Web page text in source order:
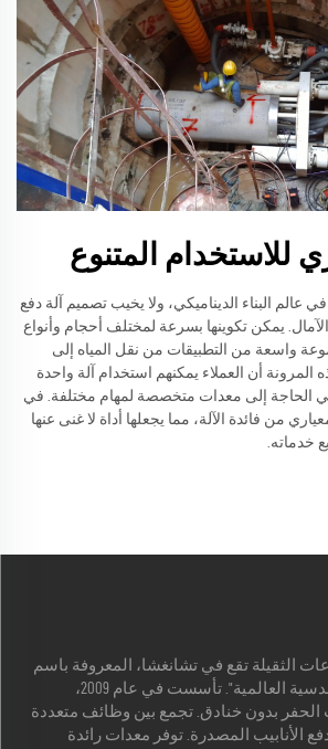
للاستخدام المتنوع
عالم البناء الديناميكي، ولا يخيب تصميم آلة دفع
يمكن تكوينها بسرعة لمختلف أحجام وأنواع
واسعة من التطبيقات من نقل المياه إلى
المرونة أن العملاء يمكنهم استخدام آلة واحدة
الحاجة إلى معدات متخصصة لمهام مختلفة. في
من فائدة الآلة، مما يجعلها أداة لا غنى عنها
خدماته.
الثقيلة تقع في تشانغشا، المعروفة باسم
"عاصمة المعدات الهندسية العالمية". تأسست في عام 2009،
بدون خنادق. تجمع بين وظائف متعددة
الأنابيب المصدرة. توفر معدات رائدة